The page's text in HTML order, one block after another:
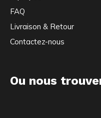
FAQ
Livraison & Retour
Contactez-nous
Ou nous